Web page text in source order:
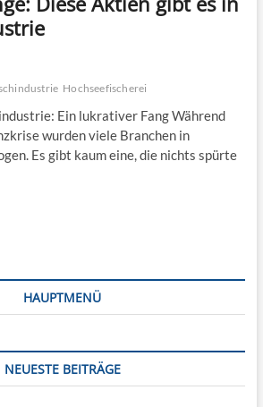
Hochseefischerei
Ein lukrativer Fang Während
wurden viele Branchen in
Es gibt kaum eine, die nichts spürte
HAUPTMENÜ
NEUESTE BEITRÄGE